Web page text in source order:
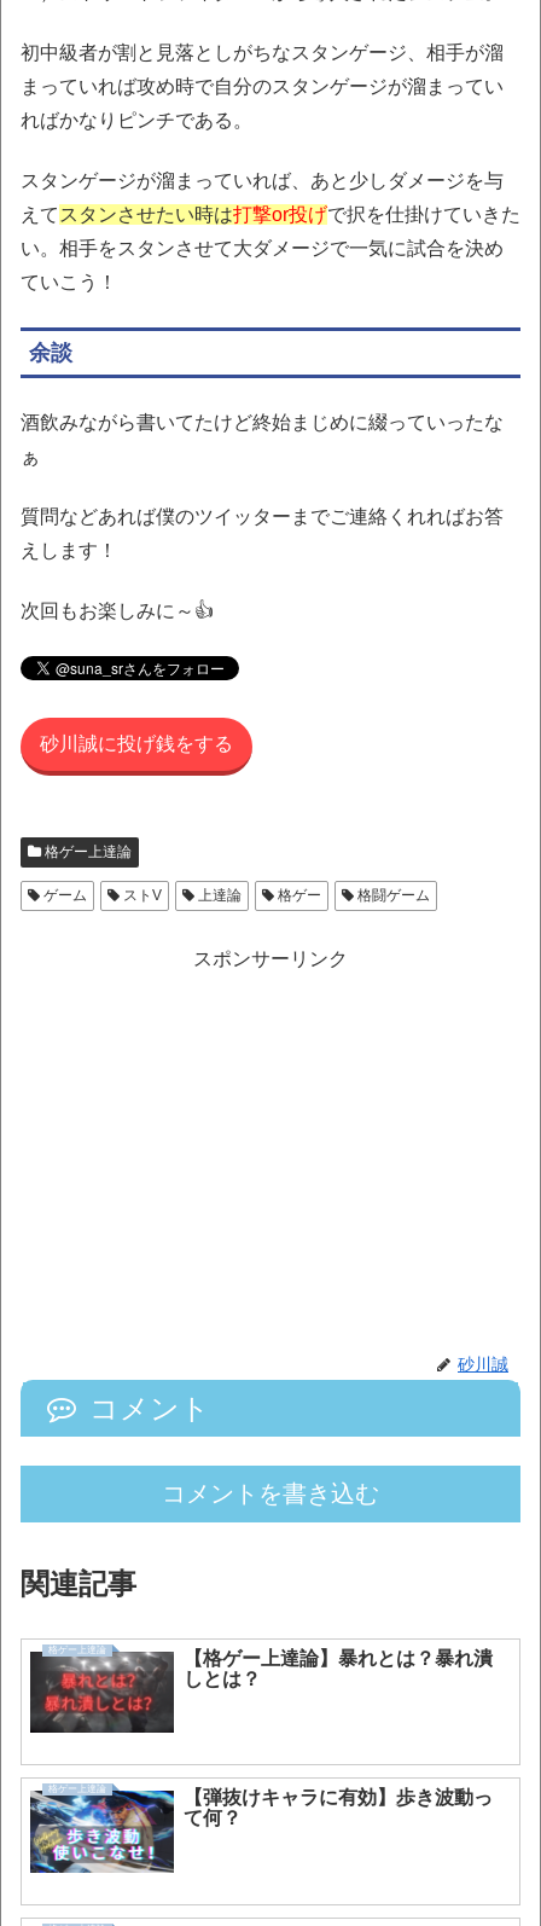
初中級者が割と見落としがちなスタンゲージ、相手が溜
まっていれば攻め時で自分のスタンゲージが溜まってい
ればかなりピンチである。
スタンゲージが溜まっていれば、あと少しダメージを与
えてスタンさせたい時は打撃or投げで択を仕掛けていきた
い。相手をスタンさせて大ダメージで一気に試合を決め
ていこう！
余談
酒飲みながら書いてたけど終始まじめに綴っていったな
ぁ
質問などあれば僕のツイッターまでご連絡くれればお答
えします！
次回もお楽しみに～👍
砂川誠に投げ銭をする
格ゲー上達論
ゲーム ストV 上達論 格ゲー 格闘ゲーム
スポンサーリンク
砂川誠
コメント
コメントを書き込む
関連記事
格ゲー上達論
【格ゲー上達論】暴れとは？暴れ潰
しとは？
格ゲー上達論
【弾抜けキャラに有効】歩き波動っ
て何？